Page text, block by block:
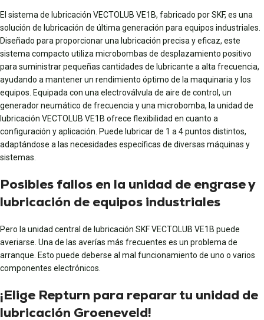
El sistema de lubricación VECTOLUB VE1B, fabricado por SKF, es una
solución de lubricación de última generación para equipos industriales.
Diseñado para proporcionar una lubricación precisa y eficaz, este
sistema compacto utiliza microbombas de desplazamiento positivo
para suministrar pequeñas cantidades de lubricante a alta frecuencia,
ayudando a mantener un rendimiento óptimo de la maquinaria y los
equipos. Equipada con una electroválvula de aire de control, un
generador neumático de frecuencia y una microbomba, la unidad de
lubricación VECTOLUB VE1B ofrece flexibilidad en cuanto a
configuración y aplicación. Puede lubricar de 1 a 4 puntos distintos,
adaptándose a las necesidades específicas de diversas máquinas y
sistemas.
Posibles fallos en la unidad de engrase y
lubricación de equipos industriales
Pero la unidad central de lubricación SKF VECTOLUB VE1B puede
averiarse. Una de las averías más frecuentes es un problema de
arranque. Esto puede deberse al mal funcionamiento de uno o varios
componentes electrónicos.
¡Elige Repturn para reparar tu unidad de
lubricación Groeneveld!